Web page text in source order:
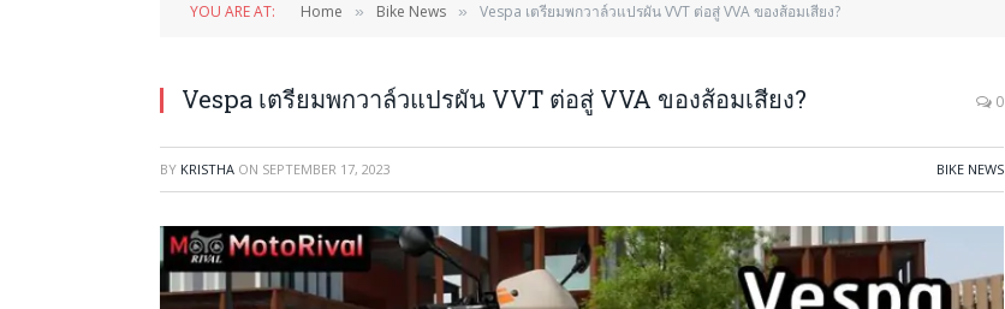
YOU ARE AT: Home » Bike News » Vespa เตรียมพกวาล์วแปรผัน VVT ต่อสู่ VVA ของส้อมเสียง?
Vespa เตรียมพกวาล์วแปรผัน VVT ต่อสู่ VVA ของส้อมเสียง? 0
BY KRISTHA ON SEPTEMBER 17, 2023 BIKE NEWS